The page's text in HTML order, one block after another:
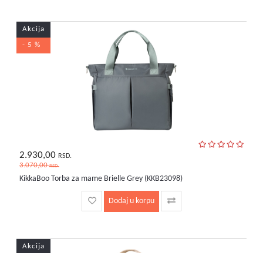
Akcija
- 5 %
2.930,00 RSD.
3.070,00RSD.
KikkaBoo Torba za mame Brielle Grey (KKB23098)
Dodaj u korpu
Akcija